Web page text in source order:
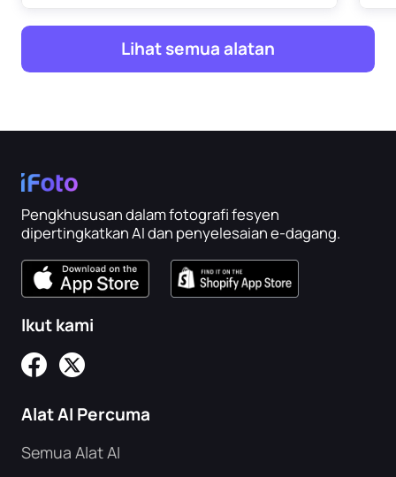
Lihat semua alatan
Pengkhususan dalam fotografi fesyen
dipertingkatkan AI dan penyelesaian e-dagang.
Ikut kami
Alat AI Percuma
Semua Alat AI